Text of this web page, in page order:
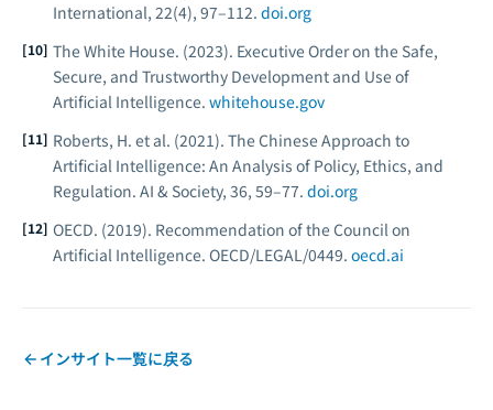
International, 22(4), 97–112. doi.org
The White House. (2023). Executive Order on the Safe,
Secure, and Trustworthy Development and Use of
Artificial Intelligence. whitehouse.gov
Roberts, H. et al. (2021). The Chinese Approach to
Artificial Intelligence: An Analysis of Policy, Ethics, and
Regulation. AI & Society, 36, 59–77. doi.org
OECD. (2019). Recommendation of the Council on
Artificial Intelligence. OECD/LEGAL/0449. oecd.ai
インサイト一覧に戻る